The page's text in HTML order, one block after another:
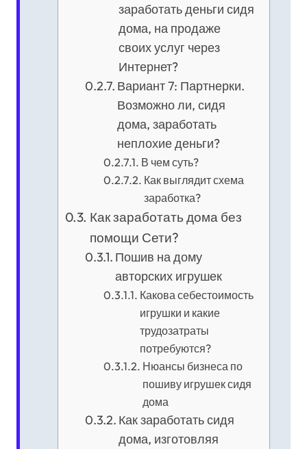
заработать деньги сидя
дома, на продаже
своих услуг через
Интернет?
Вариант 7: Партнерки.
Возможно ли, сидя
дома, заработать
неплохие деньги?
В чем суть?
Как выглядит схема
заработка?
Как заработать дома без
помощи Сети?
Пошив на дому
авторских игрушек
Какова себестоимость
игрушки и какие
трудозатраты
потребуются?
Нюансы бизнеса по
пошиву игрушек сидя
дома
Как заработать сидя
дома, изготовляя